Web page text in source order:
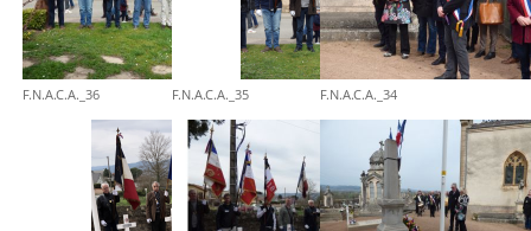
F.N.A.C.A._36 F.N.A.C.A._35 F.N.A.C.A._34